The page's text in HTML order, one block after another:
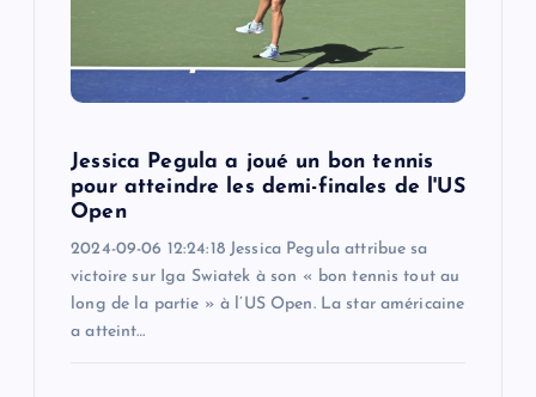
Jessica Pegula a joué un bon tennis
pour atteindre les demi-finales de l'US
Open
2024-09-06 12:24:18 Jessica Pegula attribue sa
victoire sur Iga Swiatek à son « bon tennis tout au
long de la partie » à l’US Open. La star américaine
a atteint…